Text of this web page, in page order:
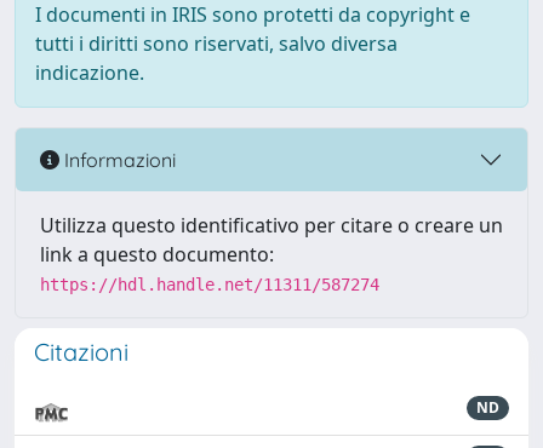
I documenti in IRIS sono protetti da copyright e
tutti i diritti sono riservati, salvo diversa
indicazione.
Informazioni
Utilizza questo identificativo per citare o creare un
link a questo documento:
https://hdl.handle.net/11311/587274
Citazioni
ND